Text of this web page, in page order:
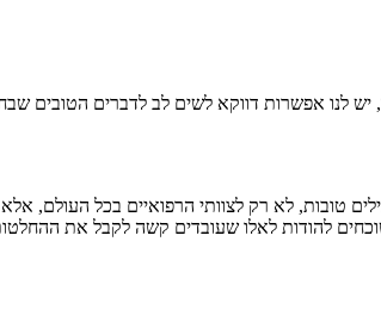
יש לנו אפשרות דווקא לשים לב לדברים הטובים
בתקופה הנוכחית (ב-30/3/20), שבו הוא מודה במילים טובות, לא
להודות לאלו שעובדים קשה לקבל את